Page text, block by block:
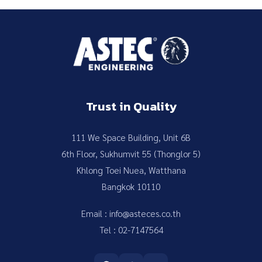
Trust in Quality
111 We Space Building, Unit 6B
6th Floor, Sukhumvit 55 (Thonglor 5)
Khlong Toei Nuea, Watthana
Bangkok 10110
Email : info@asteces.co.th
Tel : 02-7147564